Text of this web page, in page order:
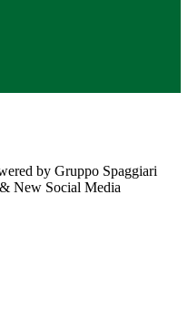
by Gruppo Spaggiari
New Social Media